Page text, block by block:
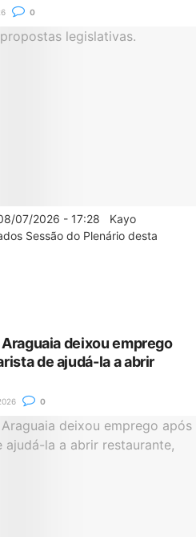
0
07/2026 - 17:28 Kayo
Sessão do Plenário desta
deixou emprego
de ajudá-la a abrir
0